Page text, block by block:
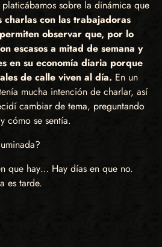
sobre la dinámica que
charlas con las trabajadoras
observar que, por lo
escasos a mitad de semana y
en su economía diaria porque
de calle viven al día. En un
mucha intención de charlar, así
cambiar de tema, preguntando
cómo se sentía.
que hay… Hay días en que no.
es tarde.